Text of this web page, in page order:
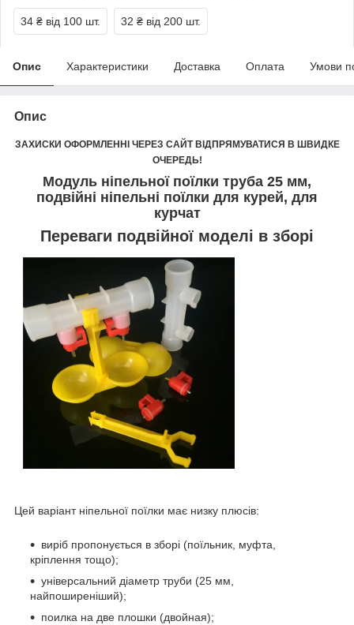
34 ₴ від 100 шт. 32 ₴ від 200 шт.
Опис Характеристики Доставка Оплата Умови
Опис
ЗАХИСКИ ОФОРМЛЕННІ ЧЕРЕЗ САЙТ ВІДПРЯМУВАТИСЯ В ШВИДКЕ
ОЧЕРЕДЬ!
Модуль ніпельної поїлки труба 25 мм,
подвійні ніпельні поїлки для курей, для
курчат
Переваги подвійної моделі в зборі
Цей варіант ніпельної поїлки має низку плюсів:
виріб пропонується в зборі (поїльник, муфта,
кріплення тощо);
універсальний діаметр труби (25 мм,
найпоширеніший);
поилка на две плошки (двойная);